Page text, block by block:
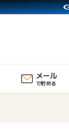
メール
で貯める